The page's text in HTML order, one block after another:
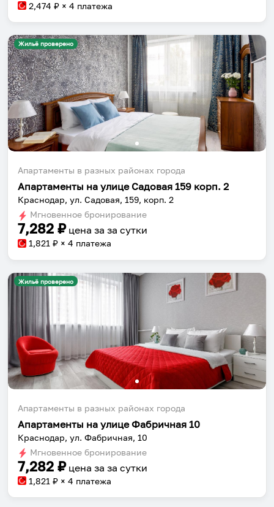
2,474 ₽ × 4 платежа
Жильё проверено
Апартаменты в разных районах города
Апартаменты на улице Садовая 159 корп. 2
Краснодар, ул. Садовая, 159, корп. 2
Мгновенное бронирование
7,282 ₽ цена за за сутки
1,821 ₽ × 4 платежа
Жильё проверено
Апартаменты в разных районах города
Апартаменты на улице Фабричная 10
Краснодар, ул. Фабричная, 10
Мгновенное бронирование
7,282 ₽ цена за за сутки
1,821 ₽ × 4 платежа